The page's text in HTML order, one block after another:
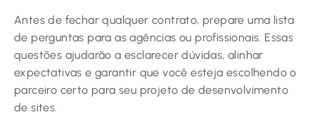
Antes de fechar qualquer contrato, prepare uma lista
de perguntas para as agências ou profissionais. Essas
questões ajudarão a esclarecer dúvidas, alinhar
expectativas e garantir que você esteja escolhendo o
parceiro certo para seu projeto de desenvolvimento
de sites.